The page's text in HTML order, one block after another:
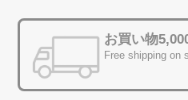
お買い物
Free shipping on